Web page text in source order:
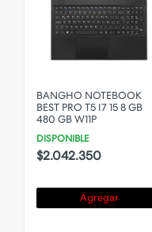
BANGHO NOTEBOOK
BEST PRO T5 I7 15 8 GB
480 GB W11P
DISPONIBLE
$2.042.350
Agregar